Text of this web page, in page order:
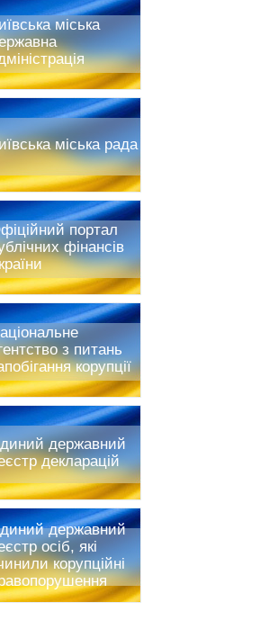
міська
міська рада
портал
фінансів
з питань
корупції
державний
декларацій
державний
осіб, які
корупційні